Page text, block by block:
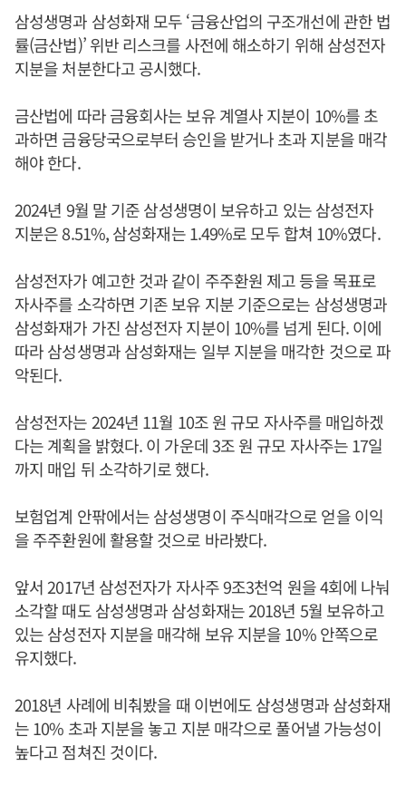
삼성생명과 삼성화재 모두 ‘금융산업의 구조개선에 관한 법
률(금산법)’ 위반 리스크를 사전에 해소하기 위해 삼성전자
지분을 처분한다고 공시했다.
금산법에 따라 금융회사는 보유 계열사 지분이 10%를 초
과하면 금융당국으로부터 승인을 받거나 초과 지분을 매각
해야 한다.
2024년 9월 말 기준 삼성생명이 보유하고 있는 삼성전자
지분은 8.51%, 삼성화재는 1.49%로 모두 합쳐 10%였다.
삼성전자가 예고한 것과 같이 주주환원 제고 등을 목표로
자사주를 소각하면 기존 보유 지분 기준으로는 삼성생명과
삼성화재가 가진 삼성전자 지분이 10%를 넘게 된다. 이에
따라 삼성생명과 삼성화재는 일부 지분을 매각한 것으로 파
악된다.
삼성전자는 2024년 11월 10조 원 규모 자사주를 매입하겠
다는 계획을 밝혔다. 이 가운데 3조 원 규모 자사주는 17일
까지 매입 뒤 소각하기로 했다.
보험업계 안팎에서는 삼성생명이 주식매각으로 얻을 이익
을 주주환원에 활용할 것으로 바라봤다.
앞서 2017년 삼성전자가 자사주 9조3천억 원을 4회에 나눠
소각할 때도 삼성생명과 삼성화재는 2018년 5월 보유하고
있는 삼성전자 지분을 매각해 보유 지분을 10% 안쪽으로
유지했다.
2018년 사례에 비춰봤을 때 이번에도 삼성생명과 삼성화재
는 10% 초과 지분을 놓고 지분 매각으로 풀어낼 가능성이
높다고 점쳐진 것이다.